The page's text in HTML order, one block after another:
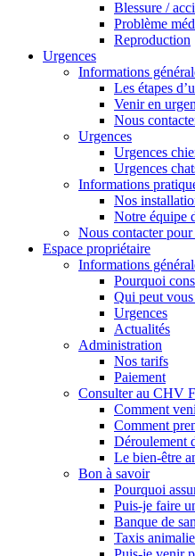
Blessure /
Problème
Reproduction
Urgences
Informations
Les étapes
Venir en
Nous
Urgences
Urgences
Urgences
Informations
Nos
Notre équipe
Nous contacter
Espace propriétaire
Informations
Pourquoi
Qui peut
Urgences
Actualités
Administration
Nos tarifs
Paiement
Consulter au CHV
Comment
Comment
Déroulement
Le bien-être
Bon à savoir
Pourquoi
Puis-je faire
Banque de
Taxis